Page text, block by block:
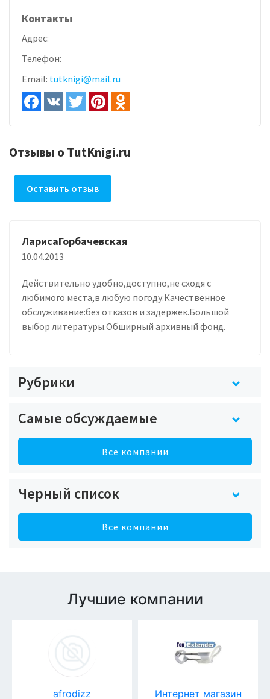
Контакты
Адрес:
Телефон:
Email: tutknigi@mail.ru
Отзывы о TutKnigi.ru
Оставить отзыв
ЛарисаГорбачевская
10.04.2013
Действительно удобно,доступно,не сходя с
любимого места,в любую погоду.Качественное
обслуживание:без отказов и задержек.Большой
выбор литературы.Обширный архивный фонд.
Рубрики
Самые обсуждаемые
Все компании
Черный список
Все компании
Лучшие компании
afrodizz Интернет магазин